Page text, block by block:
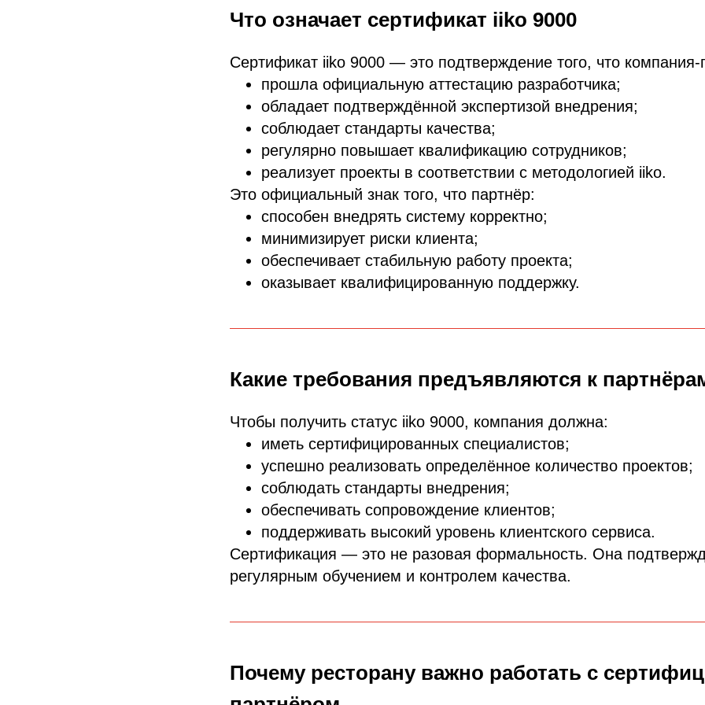
Что означает сертификат iiko 9000
Сертификат iiko 9000 — это подтверждение того, что компания-
прошла официальную аттестацию разработчика;
обладает подтверждённой экспертизой внедрения;
соблюдает стандарты качества;
регулярно повышает квалификацию сотрудников;
реализует проекты в соответствии с методологией iiko.
Это официальный знак того, что партнёр:
способен внедрять систему корректно;
минимизирует риски клиента;
обеспечивает стабильную работу проекта;
оказывает квалифицированную поддержку.
Какие требования предъявляются к
Чтобы получить статус iiko 9000, компания должна:
иметь сертифицированных специалистов;
успешно реализовать определённое количество проектов;
соблюдать стандарты внедрения;
обеспечивать сопровождение клиентов;
поддерживать высокий уровень клиентского сервиса.
Сертификация — это не разовая формальность. Она
регулярным обучением и контролем качества.
Почему ресторану важно работать с